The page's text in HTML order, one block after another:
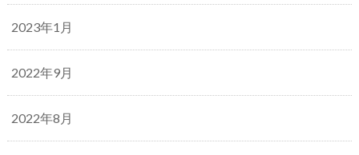
2023年1月
2022年9月
2022年8月